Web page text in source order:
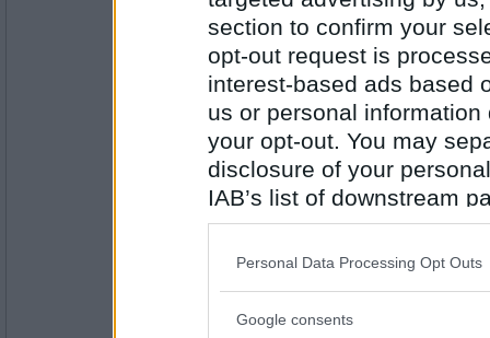
section to confirm your
opt-out request is
interest-based ads based
us or personal
your opt-out. You may
disclosure of your
IAB’s list of downstream
also be disclosed by us
Downstream Participants
Please note that this
Personal Data Processing Opt Outs
Google consents
7322
Mormodern49
Antal inlägg:
8354